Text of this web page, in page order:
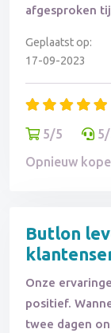
afgesproken
Geplaatst op:
17-09-2023
5/5
Opnieuw
Butlon
Onze
positief.
twee dagen